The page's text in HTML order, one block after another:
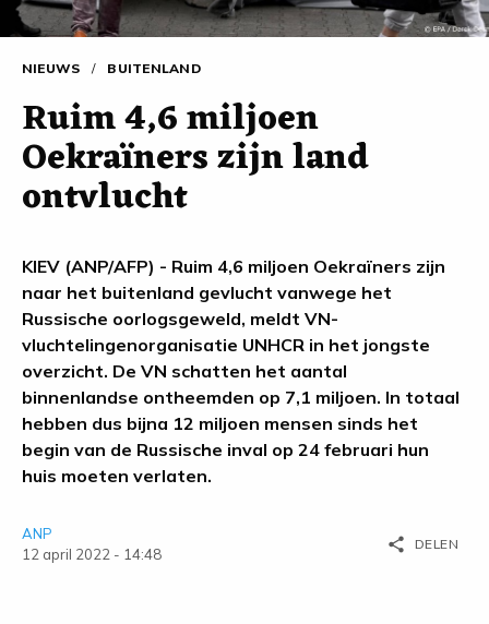
NIEUWS / BUITENLAND
Ruim 4,6 miljoen
Oekraïners zijn land
ontvlucht
KIEV (ANP/AFP) - Ruim 4,6 miljoen Oekraïners zijn
naar het buitenland gevlucht vanwege het
Russische oorlogsgeweld, meldt VN-
vluchtelingenorganisatie UNHCR in het jongste
overzicht. De VN schatten het aantal
binnenlandse ontheemden op 7,1 miljoen. In totaal
hebben dus bijna 12 miljoen mensen sinds het
begin van de Russische inval op 24 februari hun
huis moeten verlaten.
ANP
12 april 2022 - 14:48
share DELEN